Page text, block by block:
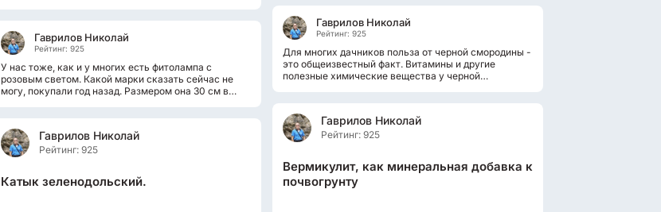
Гаврилов Николай
Рейтинг: 925
У нас тоже, как и у многих есть фитолампа с
розовым светом. Какой марки сказать сейчас не
могу, покупали год назад. Размером она 30 см в
Гаврилов Николай
Рейтинг: 925
Катык зеленодольский.
Гаврилов Николай
Рейтинг: 925
Для многих дачников польза от черной смородины -
это общеизвестный факт. Витамины и другие
полезные химические вещества у черной
Гаврилов Николай
Рейтинг: 925
Вермикулит, как минеральная добавка к
почвогрунту